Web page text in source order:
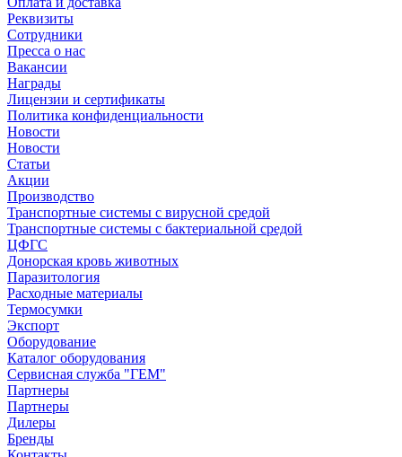
Реквизиты
Сотрудники
Пресса о нас
Вакансии
Награды
Лицензии и сертификаты
Политика конфиденциальности
Новости
Новости
Статьи
Акции
Производство
Транспортные системы с вирусной средой
Транспортные системы с бактериальной средой
ЦФГС
Донорская кровь животных
Паразитология
Расходные материалы
Термосумки
Экспорт
Оборудование
Каталог оборудования
Сервисная служба "ГЕМ"
Партнеры
Партнеры
Дилеры
Бренды